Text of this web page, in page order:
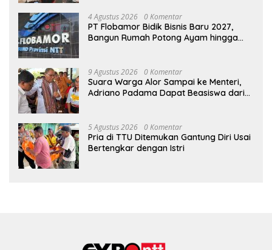
4 Agustus 2026 0 Komentar
PT Flobamor Bidik Bisnis Baru 2027,
Bangun Rumah Potong Ayam hingga
9 Agustus 2026 0 Komentar
Suara Warga Alor Sampai ke Menteri,
Adriano Padama Dapat Beasiswa dari
5 Agustus 2026 0 Komentar
Pria di TTU Ditemukan Gantung Diri Usai
Bertengkar dengan Istri